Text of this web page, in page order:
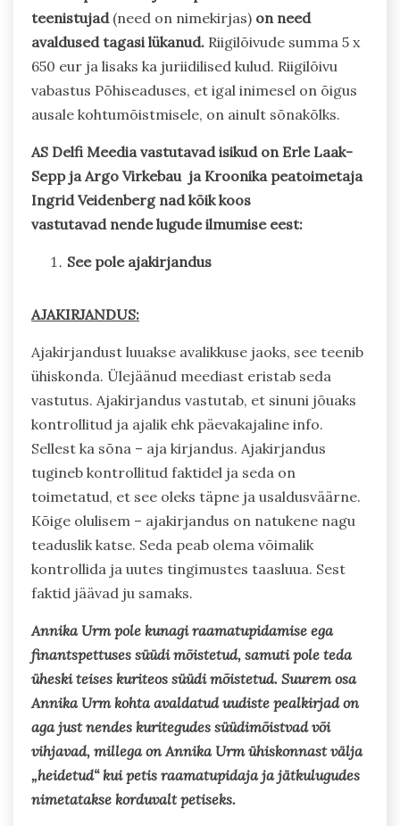
teenistujad (need on nimekirjas) on need
avaldused tagasi lükanud. Riigilõivude summa 5 x
650 eur ja lisaks ka juriidilised kulud. Riigilõivu
vabastus Põhiseaduses, et igal inimesel on õigus
ausale kohtumõistmisele, on ainult sõnakõlks.
AS Delfi Meedia vastutavad isikud on Erle Laak-
Sepp ja Argo Virkebau ja Kroonika peatoimetaja
Ingrid Veidenberg nad kõik koos
vastutavad nende lugude ilmumise eest:
See pole ajakirjandus
AJAKIRJANDUS:
Ajakirjandust luuakse avalikkuse jaoks, see teenib
ühiskonda. Ülejäänud meediast eristab seda
vastutus. Ajakirjandus vastutab, et sinuni jõuaks
kontrollitud ja ajalik ehk päevakajaline info.
Sellest ka sõna – aja kirjandus. Ajakirjandus
tugineb kontrollitud faktidel ja seda on
toimetatud, et see oleks täpne ja usaldusväärne.
Kõige olulisem – ajakirjandus on natukene nagu
teaduslik katse. Seda peab olema võimalik
kontrollida ja uutes tingimustes taasluua. Sest
faktid jäävad ju samaks.
Annika Urm pole kunagi raamatupidamise ega
finantspettuses süüdi mõistetud, samuti pole teda
üheski teises kuriteos süüdi mõistetud. Suurem osa
Annika Urm kohta avaldatud uudiste pealkirjad on
aga just nendes kuritegudes süüdimõistvad või
vihjavad, millega on Annika Urm ühiskonnast välja
„heidetud“ kui petis raamatupidaja ja jätkulugudes
nimetatakse korduvalt petiseks.